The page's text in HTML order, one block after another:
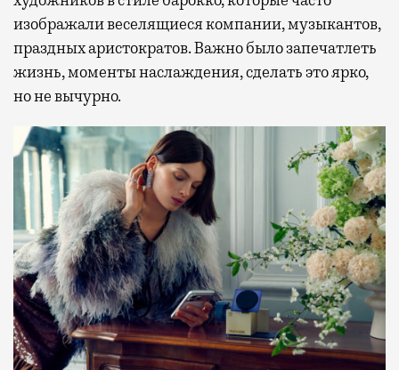
изображали веселящиеся компании, музыкантов,
праздных аристократов. Важно было запечатлеть
жизнь, моменты наслаждения, сделать это ярко,
но не вычурно.